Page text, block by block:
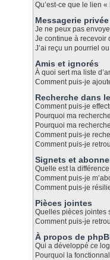
Qu’est-ce que le lien «
Messagerie privée
Je ne peux pas
Je continue à recevoir
J’ai reçu un pourriel
Amis et ignorés
À quoi sert ma liste
Comment puis-je
Recherche dans
Comment puis-je
Pourquoi ma
Pourquoi ma
Comment puis-je
Comment puis-je
Signets et
Quelle est la
Comment puis-je
Comment puis-je
Pièces jointes
Quelles pièces jointes
Comment puis-je
À propos de
Qui a développé ce
Pourquoi la